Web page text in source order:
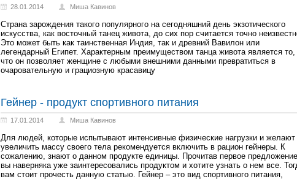
28.01.2014 Миша Кавинов
Страна зарождения такого популярного на сегодняшний день экзотического
искусства, как восточный танец живота, до сих пор считается точно
Это может быть как таинственная Индия, так и древний Вавилон или
легендарный Египет. Характерным преимуществом танца живота является то,
что он позволяет женщине с любыми внешними данными превратиться в
очаровательную и грациозную красавицу
Гейнер - продукт спортивного питания
17.01.2014 Миша Кавинов
Для людей, которые испытывают интенсивные физические нагрузки и желают
увеличить массу своего тела рекомендуется включить в рацион гейнеры. К
сожалению, знают о данном продукте единицы. Прочитав первое
вы наверняка уже заинтересовались продуктом и хотите узнать о нем все.
вам стоит прочесть данную статью. Гейнер – это вид спортивного питания,